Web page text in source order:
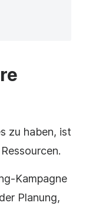
zu haben, ist
Kampagne
Planung,